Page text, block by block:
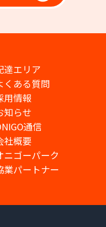
達エリア
くある質問
用情報
知らせ
通信
社概要
ニゴーパーク
業パートナー